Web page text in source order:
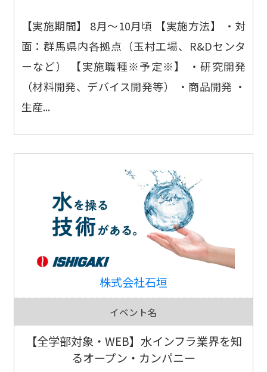
【実施期間】 8月～10月頃 【実施方法】 ・対
面：群馬県内各拠点（玉村工場、R&Dセンタ
ーなど） 【実施職種※予定※】 ・研究開発
（材料開発、デバイス開発等） ・商品開発 ・
生産...
株式会社石垣
イベント名
【全学部対象・WEB】水インフラ業界を知
るオープン・カンパニー